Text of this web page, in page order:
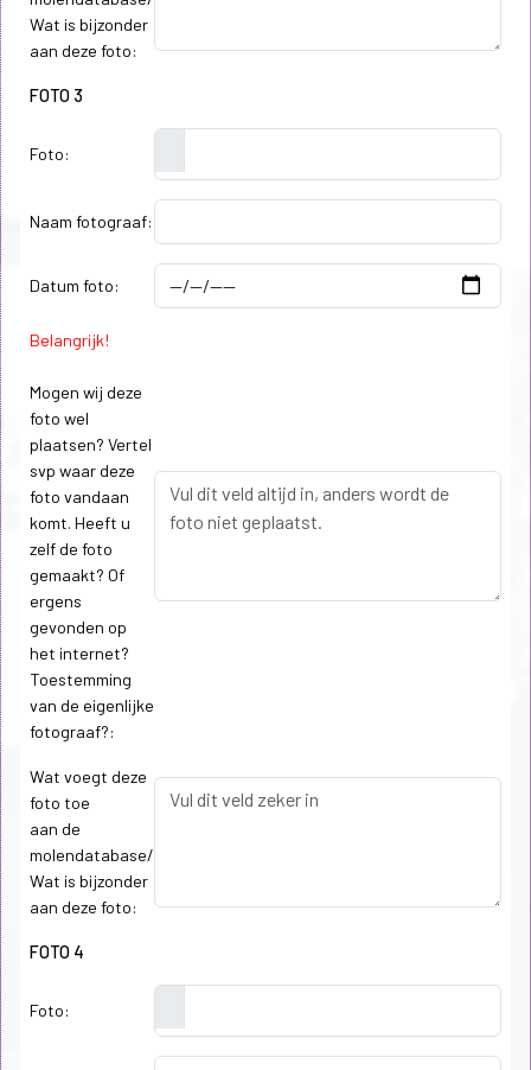
Wat is bijzonder
aan deze foto:
FOTO 3
Foto:
Naam fotograaf:
Datum foto:
Belangrijk!
Mogen wij deze
foto wel
plaatsen? Vertel
svp waar deze
foto vandaan
komt. Heeft u
zelf de foto
gemaakt? Of
ergens
gevonden op
het internet?
Toestemming
van de eigenlijke
fotograaf?:
Wat voegt deze
foto toe
aan de
molendatabase/
Wat is bijzonder
aan deze foto:
FOTO 4
Foto: